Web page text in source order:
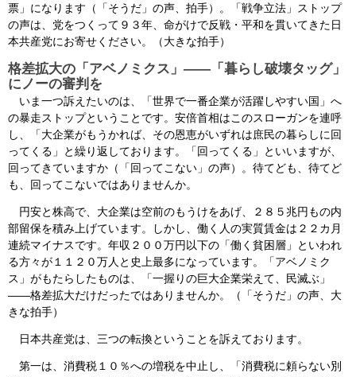
票」になります（「そうだ」の声、拍手）。「戦争立法」ストップ
の声は、党をつくって９３年、命がけで反戦・平和を貫いてきた日
本共産党にお寄せください。（大きな拍手）
格差拡大の「アベノミクス」――「暮らし破壊タッグ」
にノーの審判を
いま一つ訴えたいのは、「世界で一番企業が活躍しやすい国」へ
の暴走ストップということです。安倍首相はこのスローガンを連呼
し、「大企業がもうかれば、その恩恵がいずれは庶民の暮らしに回
ってくる」と繰り返しております。「回ってくる」といいますが、
回ってきていますか（「回ってこない」の声）。待てども、待てど
も、回ってこないではありませんか。
円安と株高で、大企業は空前のもうけをあげ、２８５兆円もの内
部留保を積み上げています。しかし、働く人の実質賃金は２２カ月
連続マイナスです。年収２００万円以下の「働く貧困層」といわれ
る方々が１１２０万人と史上最多になっています。「アベノミク
ス」がもたらしたものは、「一握りの巨大企業栄えて、民滅ぶ」
――格差拡大だけだったではありませんか。（「そうだ」の声、大
きな拍手）
日本共産党は、三つの転換ということを訴えております。
第一は、消費税１０％への増税を中止し、「消費税に頼らない別